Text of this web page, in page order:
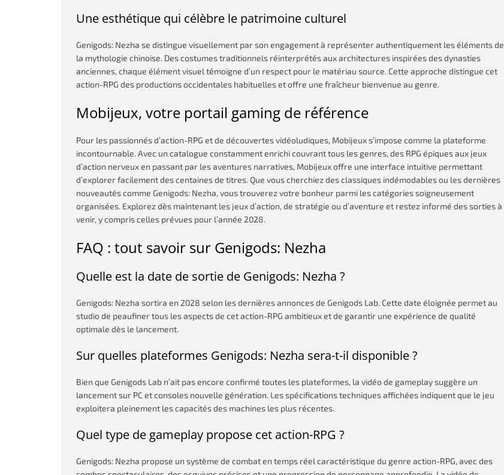
Une esthétique qui célèbre le patrimoine culturel
Genigods: Nezha se distingue visuellement par son engagement à représenter authentiquement les éléments de
la mythologie chinoise. Des costumes traditionnels réinterprétés aux architectures inspirées des dynasties
anciennes, chaque élément visuel témoigne d’un respect pour le matériau source. Cette approche distingue cet
action-RPG des productions occidentales habituelles et offre une fraîcheur bienvenue au genre.
Mobijeux, votre portail gaming de référence
Pour les passionnés d’action-RPG et de découvertes vidéoludiques, Mobijeux s’impose comme la plateforme
incontournable. Avec un catalogue constamment enrichi couvrant tous les genres, des RPG épiques aux jeux
d’action nerveux en passant par les aventures narratives, Mobijeux offre une interface intuitive permettant
d’explorer facilement des centaines de titres. Que vous cherchiez des classiques indémodables ou les dernières
nouveautés comme Genigods: Nezha, vous trouverez votre bonheur parmi les catégories soigneusement
organisées. Explorez dès maintenant les jeux d’action, de stratégie ou d’aventure et restez informé des sorties à
venir, y compris celles prévues pour l’année 2028.
FAQ : tout savoir sur Genigods: Nezha
Quelle est la date de sortie de Genigods: Nezha ?
Genigods: Nezha sortira en 2028 selon les dernières annonces de Genigods Lab. Cette date éloignée permet au
studio de peaufiner tous les aspects de cet action-RPG ambitieux et de garantir une expérience de qualité
optimale dès le lancement.
Sur quelles plateformes Genigods: Nezha sera-t-il disponible ?
Bien que Genigods Lab n’ait pas encore confirmé toutes les plateformes, la vidéo de gameplay suggère un
lancement sur PC et consoles nouvelle génération. Les spécifications techniques affichées indiquent que le jeu
exploitera pleinement les capacités des machines les plus récentes.
Quel type de gameplay propose cet action-RPG ?
Genigods: Nezha propose un système de combat en temps réel caractéristique du genre action-RPG, avec des